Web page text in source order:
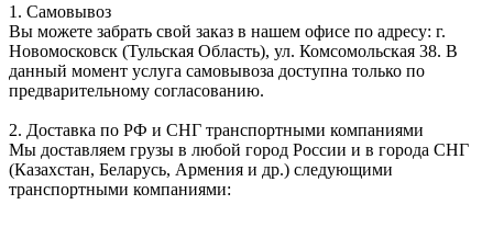
1. Самовывоз
Вы можете забрать свой заказ в нашем офисе по адресу: г.
Новомосковск (Тульская Область), ул. Комсомольская 38. В
данный момент услуга самовывоза доступна только по
предварительному согласованию.
2. Доставка по РФ и СНГ транспортными компаниями
Мы доставляем грузы в любой город России и в города СНГ
(Казахстан, Беларусь, Армения и др.) следующими
транспортными компаниями: